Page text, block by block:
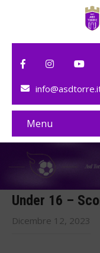
Menu
Under 16 –
Dicembre 12, 2023